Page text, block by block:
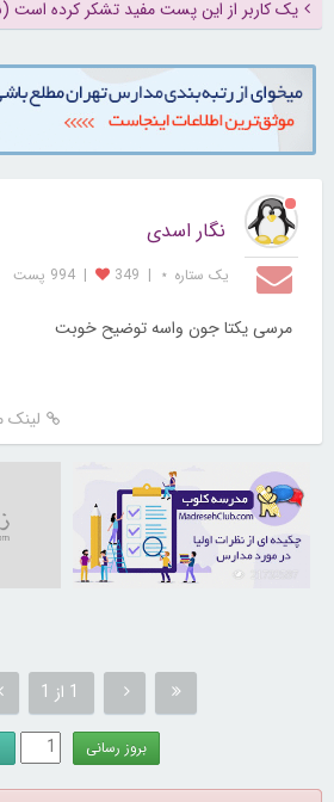
یک کاربر از این پست مفید تشکر کرده
نگار اسدی
یک ستاره ⋆ |
349
| 994 پست
مرسی یکتا جون واسه توضیح خوبت
لینک
1 از 1